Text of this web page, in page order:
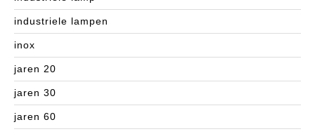
industriele lampen
inox
jaren 20
jaren 30
jaren 60